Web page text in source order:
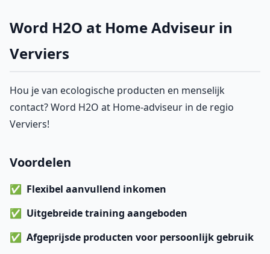
Word H2O at Home Adviseur in
Verviers
Hou je van ecologische producten en menselijk
contact? Word H2O at Home-adviseur in de regio
Verviers!
Voordelen
Flexibel aanvullend inkomen
Uitgebreide training aangeboden
Afgeprijsde producten voor persoonlijk gebruik